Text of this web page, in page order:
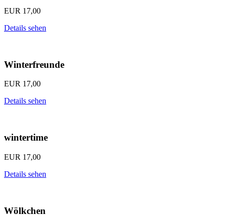
EUR 17,00
Details sehen
Winterfreunde
EUR 17,00
Details sehen
wintertime
EUR 17,00
Details sehen
Wölkchen